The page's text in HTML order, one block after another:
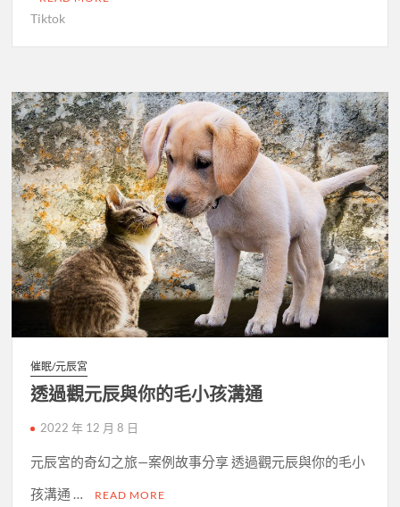
Tiktok
催眠/元辰宮
透過觀元辰與你的毛小孩溝通
2022 年 12 月 8 日
元辰宮的奇幻之旅—案例故事分享 透過觀元辰與你的毛小
孩溝通 …
READ MORE